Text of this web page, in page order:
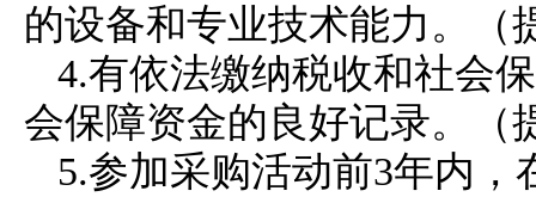
的设备和专业技术能力。（
4.有依法缴纳税收和社会
会保障资金的良好记录。（
5.参加采购活动前3年内，